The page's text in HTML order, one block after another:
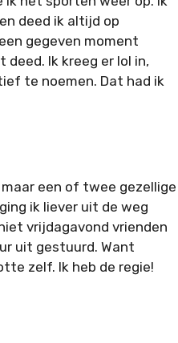
deed ik altijd op
gegeven moment
deed. Ik kreeg er lol in,
te noemen. Dat had ik
een of twee gezellige
ik liever uit de weg
vrijdagavond vrienden
uit gestuurd. Want
zelf. Ik heb de regie!